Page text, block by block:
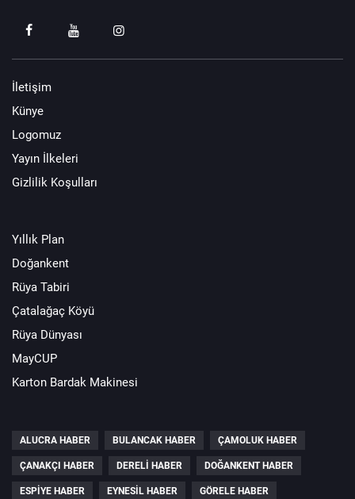
İletişim
Künye
Logomuz
Yayın İlkeleri
Gizlilik Koşulları
Yıllık Plan
Doğankent
Rüya Tabiri
Çatalağaç Köyü
Rüya Dünyası
MayCUP
Karton Bardak Makinesi
ALUCRA HABER BULANCAK HABER ÇAMOLUK HABER
ÇANAKÇI HABER DERELI HABER DOĞANKENT HABER
ESPIYE HABER EYNESIL HABER GÖRELE HABER